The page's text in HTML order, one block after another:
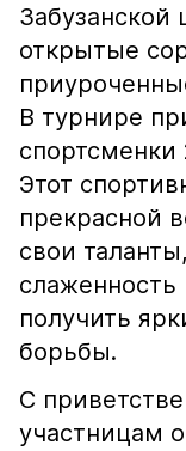
Забузанской
открытые
В турнире
спортсменки
Этот
прекрасной
свои
получить
борьбы.
С
участницам